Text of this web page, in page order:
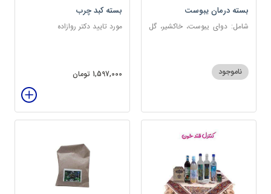
بسته درمان یبوست
شامل: دوای یبوست، خاکشیر، گل
ناموجود
بسته کبد چرب
مورد تایید دکتر روازاده
1,597,000 تومان